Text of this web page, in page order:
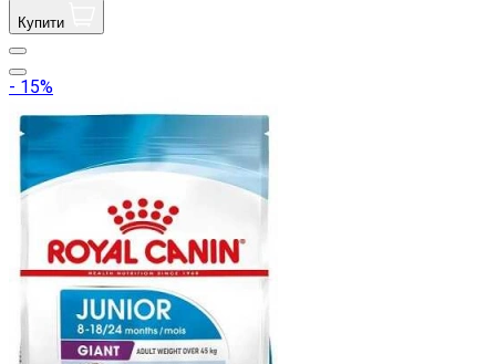
Купити
- 15%